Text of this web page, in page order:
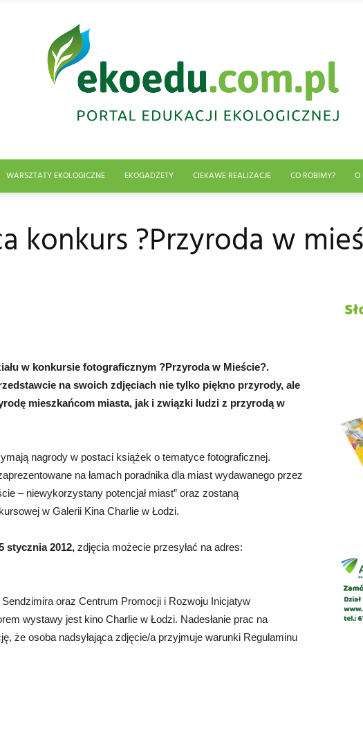
Abrys
WARSZTATY EKOLOGICZNE EKOGADŻETY CIEKAWE REALIZACJE CO ROBIMY? O
konkurs ?Przyroda w
w konkursie fotograficznym ?Przyroda w Mieście?.
na swoich zdjęciach nie tylko piękno przyrody, ale
mieszkańcom miasta, jak i związki ludzi z przyrodą w
nagrody w postaci książek o tematyce fotograficznej.
na łamach poradnika dla miast wydawanego przez
– niewykorzystany potencjał miast” oraz zostaną
w Galerii Kina Charlie w Łodzi.
stycznia 2012, zdjęcia możecie przesyłać na adres:
oraz Centrum Promocji i Rozwoju Inicjatyw
wystawy jest kino Charlie w Łodzi. Nadesłanie prac na
że osoba nadsyłająca zdjęcie/a przyjmuje warunki Regulaminu